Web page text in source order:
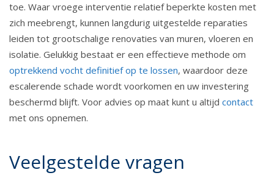
toe. Waar vroege interventie relatief beperkte kosten met
zich meebrengt, kunnen langdurig uitgestelde reparaties
leiden tot grootschalige renovaties van muren, vloeren en
isolatie. Gelukkig bestaat er een effectieve methode om
optrekkend vocht definitief op te lossen, waardoor deze
escalerende schade wordt voorkomen en uw investering
beschermd blijft. Voor advies op maat kunt u altijd contact
met ons opnemen.
Veelgestelde vragen